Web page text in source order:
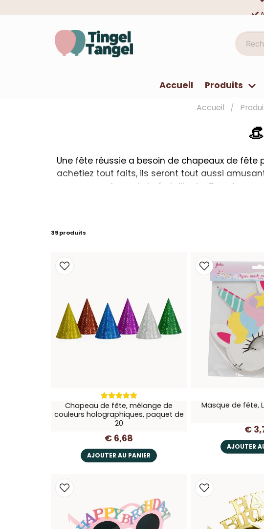
Accueil Produits
Accueil
Une fête réussie a besoin de chapeaux de
achetiez tout faits, ils seront tout aussi
sobres et dorés brillants. Ces
39 produits
Chapeau de fête, mélange de
couleurs holographiques, paquet de
20
€ 6,68
AJOUTER AU PANIER
Masque de fête,
€
AJOUTER